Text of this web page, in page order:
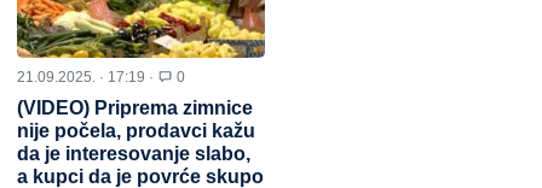
21.09.2025. · 17:19 · 0
(VIDEO) Priprema zimnice
nije počela, prodavci kažu
da je interesovanje slabo,
a kupci da je povrće skupo